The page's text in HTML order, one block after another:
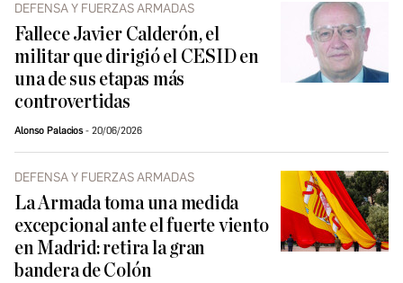
DEFENSA Y FUERZAS ARMADAS
Fallece Javier Calderón, el
militar que dirigió el CESID en
una de sus etapas más
controvertidas
Alonso Palacios 20/06/2026
DEFENSA Y FUERZAS ARMADAS
La Armada toma una medida
excepcional ante el fuerte viento
en Madrid: retira la gran
bandera de Colón